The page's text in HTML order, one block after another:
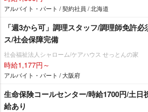
アルバイト・パート / 契約社員 / 北海道
「週3から可」調理スタッフ/調理師免許
ス/社会保障完備
社会福祉法人シャローム/ケアハウス せっとんの家
時給1,177円～
アルバイト・パート / 大阪府
生命保険コールセンター/時給1700円/土日
給あり